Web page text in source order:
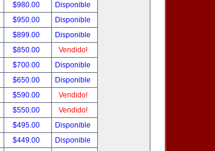
$980.00
Disponible
$950.00
Disponible
$899.00
Disponible
$850.00
Vendido!
$700.00
Disponible
$650.00
Disponible
$590.00
Vendido!
$550.00
Vendido!
$495.00
Disponible
$449.00
Disponible